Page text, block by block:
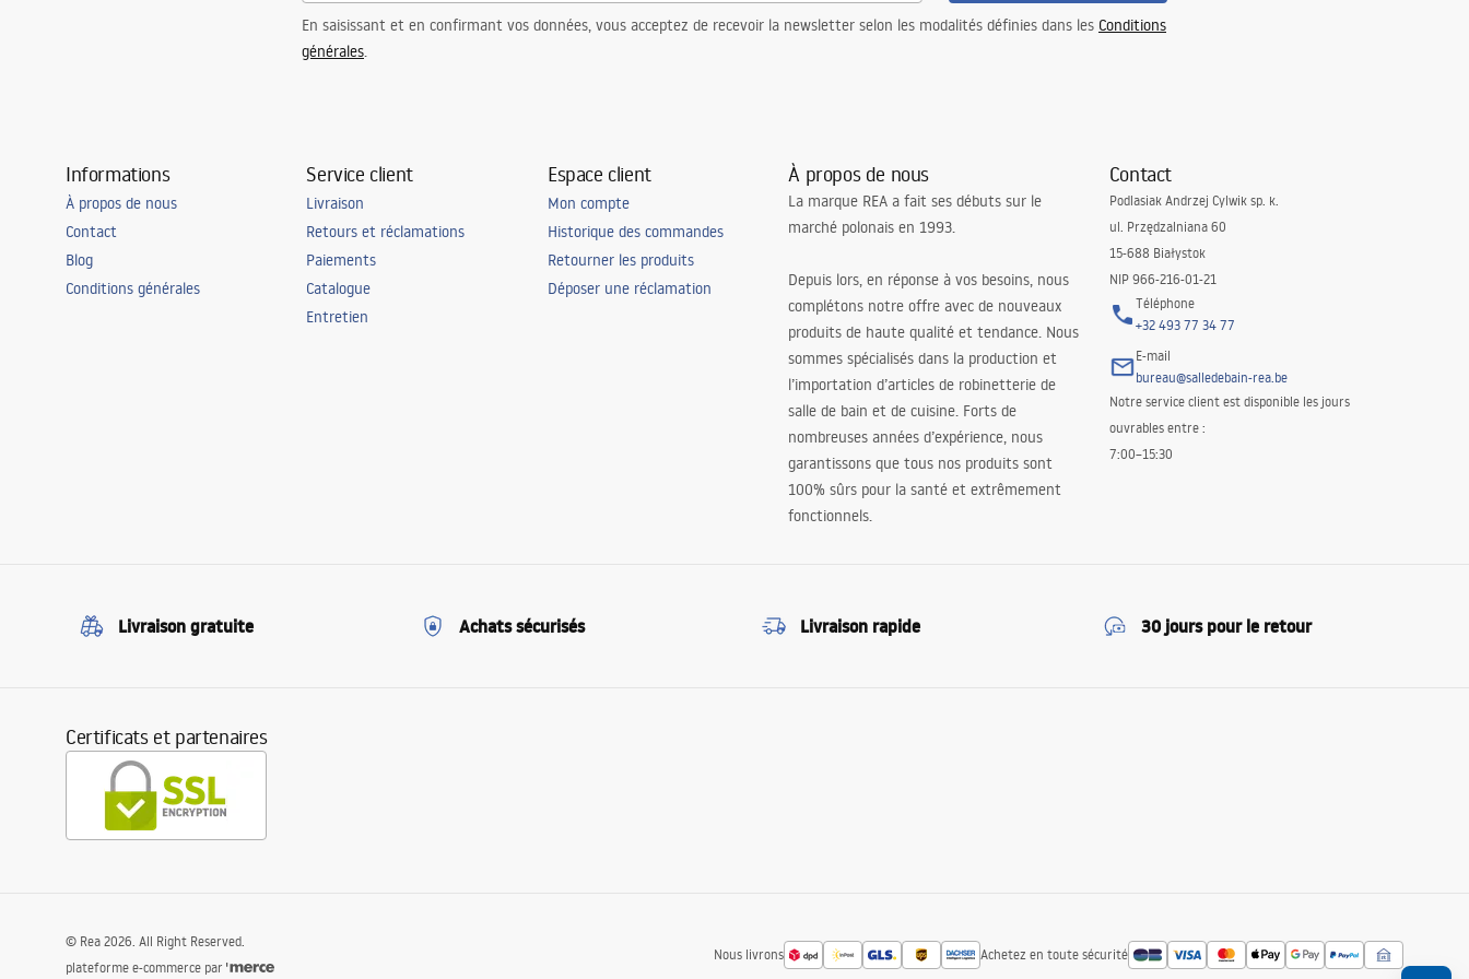
En saisissant et en confirmant vos données, vous acceptez de recevoir la newsletter selon les modalités définies dans les Conditions
générales.
Informations
À propos de nous
Contact
Blog
Conditions générales
Service client
Livraison
Retours et réclamations
Paiements
Catalogue
Entretien
Espace client
Mon compte
Historique des commandes
Retourner les produits
Déposer une réclamation
À propos de nous
La marque REA a fait ses débuts sur le
marché polonais en 1993.
Depuis lors, en réponse à vos besoins, nous
complétons notre offre avec de nouveaux
produits de haute qualité et tendance. Nous
sommes spécialisés dans la production et
l’importation d’articles de robinetterie de
salle de bain et de cuisine. Forts de
nombreuses années d’expérience, nous
garantissons que tous nos produits sont
100% sûrs pour la santé et extrêmement
fonctionnels.
Contact
Podlasiak Andrzej Cylwik sp. k.
ul. Przędzalniana 60
15-688 Białystok
NIP 966-216-01-21
Téléphone
+32 493 77 34 77
E-mail
bureau@salledebain-rea.be
Notre service client est disponible les jours
ouvrables entre :
7:00–15:30
Livraison gratuite Achats sécurisés Livraison rapide 30 jours pour le retour
Certificats et partenaires
Nous livrons Achetez en toute sécurité
© Rea 2026. All Right Reserved.
plateforme e-commerce par